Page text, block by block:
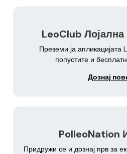
LeoClub Лојална
Преземи ја апликацијата
попустите и
Дознај
PolleoNation
Придружи се и дознај прв за